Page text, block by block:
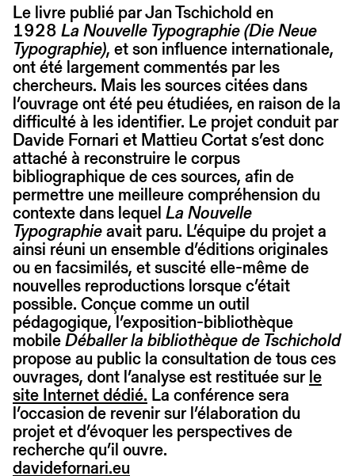
Le livre publié par Jan Tschichold en
1928 La Nouvelle Typographie (Die Neue
Typographie), et son influence internationale,
ont été largement commentés par les
chercheurs. Mais les sources citées dans
l’ouvrage ont été peu étudiées, en raison de la
difficulté à les identifier. Le projet conduit par
Davide Fornari et Mattieu Cortat s’est donc
attaché à reconstruire le corpus
bibliographique de ces sources, afin de
permettre une meilleure compréhension du
contexte dans lequel La Nouvelle
Typographieavait paru. L’équipe du projet a
ainsi réuni un ensemble d’éditions originales
ou en facsimilés, et suscité elle-même de
nouvelles reproductions lorsque c’était
possible. Conçue comme un outil
pédagogique, l’exposition-bibliothèque
mobileDéballer la bibliothèque de Tschichold
propose au public la consultation de tous ces
ouvrages, dont l’analyse est restituée surle
site Internet dédié. La conférence sera
l’occasion de revenir sur l’élaboration du
projet et d’évoquer les perspectives de
recherche qu’il ouvre.
davidefornari.eu